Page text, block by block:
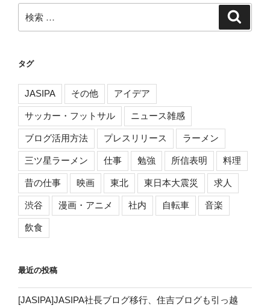
ゲ
ー
ョ
ン
ジ
索:
タグ
JASIPA その他 アイデア
サッカー・フットサル ニュース雑感
ブログ活用方法 プレスリリース ラーメン
三ツ星ラーメン 仕事 勉強 所信表明 料理
昔の仕事 映画 東北 東日本大震災 求人
渋谷 漫画・アニメ 社内 自転車 音楽
飲食
最近の投稿
[JASIPA]JASIPA社長ブログ移行、住吉ブログも引っ越